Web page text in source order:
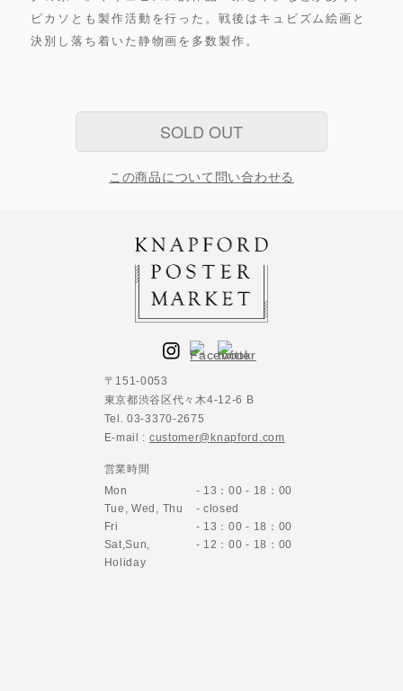
ピカソとも製作活動を行った。戦後はキュビズム絵画と
決別し落ち着いた静物画を多数製作。
SOLD OUT
この商品について問い合わせる
〒151-0053
東京都渋谷区代々木4-12-6 B
Tel. 03-3370-2675
E-mail : customer@knapford.com
営業時間
Mon
- 13：00 - 18：00
Tue, Wed, Thu
- closed
Fri
- 13：00 - 18：00
Sat,Sun,
Holiday
- 12：00 - 18：00